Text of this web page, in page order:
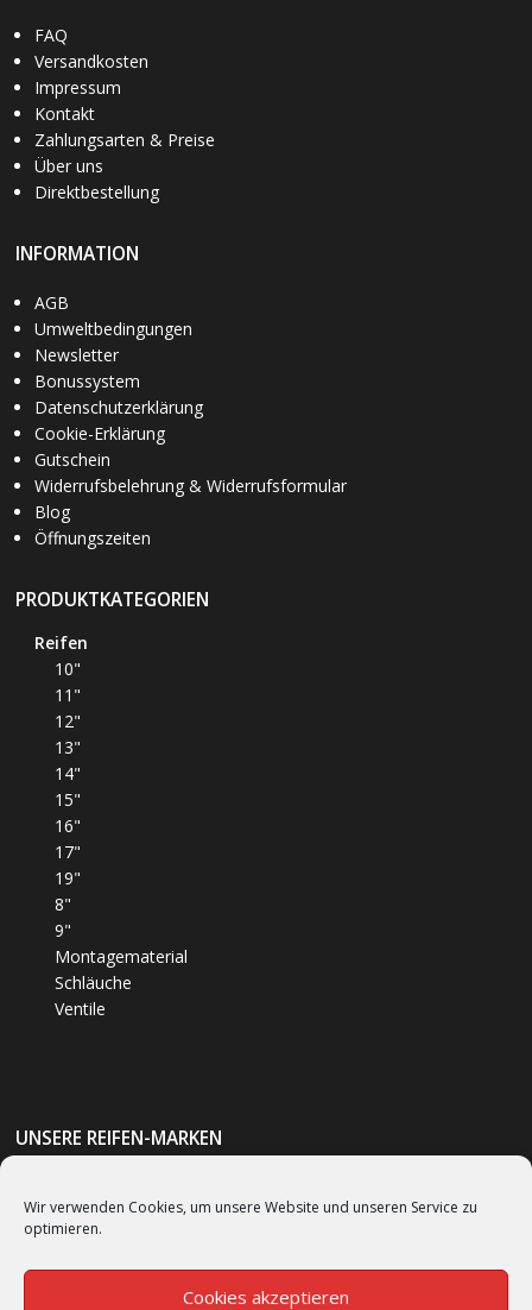
Wir verwenden Cookies, um unsere Website und unseren Service zu
optimieren.
Cookies akzeptieren
FAQ
Versandkosten
Impressum
Kontakt
Zahlungsarten & Preise
Über uns
Direktbestellung
INFORMATION
AGB
Umweltbedingungen
Newsletter
Bonussystem
Datenschutzerklärung
Cookie-Erklärung
Gutschein
Widerrufsbelehrung & Widerrufsformular
Blog
Öffnungszeiten
PRODUKTKATEGORIEN
Reifen
10"
11"
12"
13"
14"
15"
16"
17"
19"
8"
9"
Montagematerial
Schläuche
Ventile
UNSERE REIFEN-MARKEN
Bridgestone(62) Continental(53)